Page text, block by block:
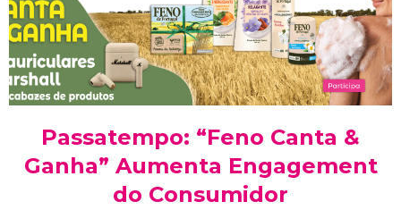
Passatempo: “Feno Canta &
Ganha” Aumenta Engagement
do Consumidor